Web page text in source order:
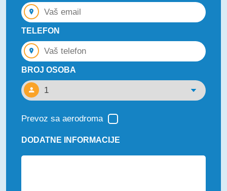
TELEFON
BROJ OSOBA
Prevoz sa aerodroma
DODATNE INFORMACIJE